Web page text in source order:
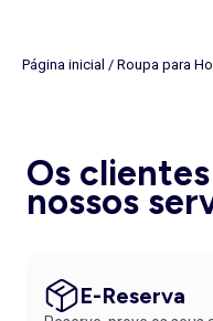
Quando nos referimos a
um espaço considerável na
bermuda masculina para
motivos tropicais que fazem
Uma das ocasiões mais
indubitavelmente, a praia.
Página inicial / Roupa para
Os
nossos
E-Reserva